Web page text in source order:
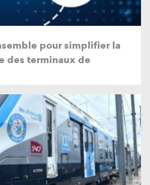
pour simplifier la
des terminaux de